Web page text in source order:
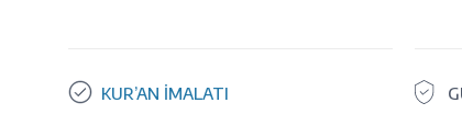
KUR’AN İMALATI